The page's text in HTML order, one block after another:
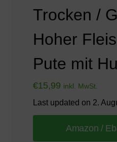
Trocken /
Hoher
Pute mit
€15,99 inkl. MwSt.
Last updated on 2.
Amazon /